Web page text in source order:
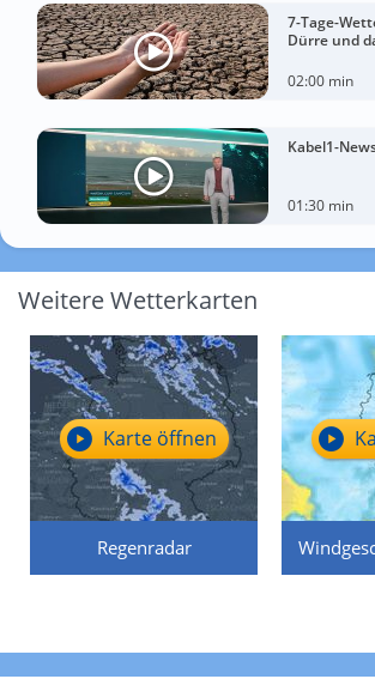
7-Tage-
Dürre und
02:00 min
Kabel1-
01:30 min
Weitere Wetterkarten
Regenradar
Karte öffnen